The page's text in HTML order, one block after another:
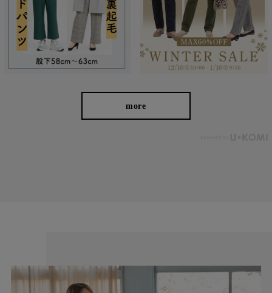
ド”があるとすればそれはこんな形なのかもしれません。忙
しい毎日をおくる全ての女性にもっと軽やかに、もっと自分
らしくオシャレを楽しんでいただければ嬉しいです。
お届けしたいのは、人の手から生まれる本物の良さと安心
感。 ベーシックなデザインだからこそ「はきやすい」「長
more